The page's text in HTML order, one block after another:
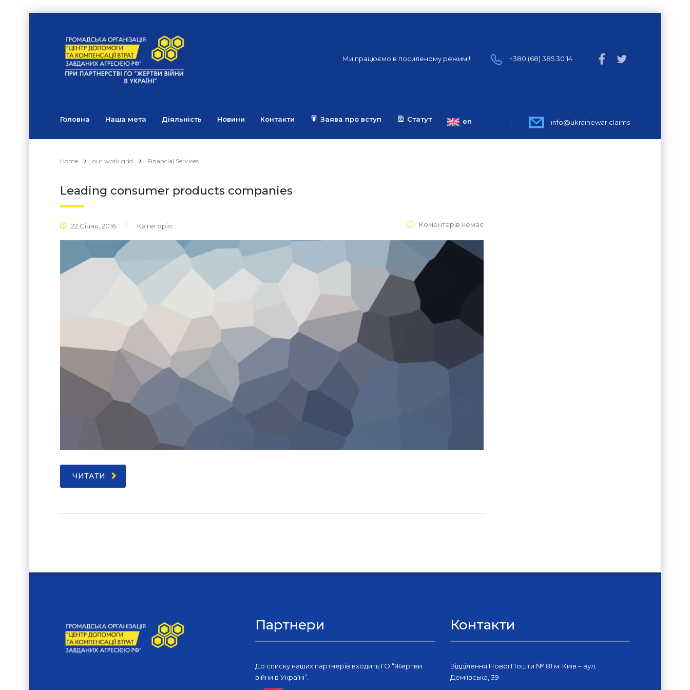
Ми працюємо в посиленому режимі! +380 (68) 385 30 14
Головна Наша мета Діяльність Новини Контакти Заява про вступ Статут en info@ukrainewar.claims
Home our work grid Financial Services
Leading consumer products companies
22 Січня, 2016 Категорія: Коментарів немає
ЧИТАТИ
Партнери
До списку наших партнерів входить ГО “Жертви
війни в Україні”.
Контакти
Відділення Нової Пошти № 81 м. Київ – вул.
Деміївська, 39